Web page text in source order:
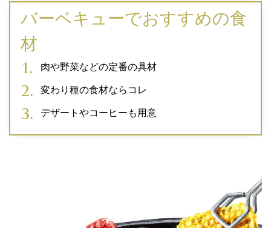
バーベキューでおすすめの食
材
肉や野菜などの定番の具材
変わり種の食材ならコレ
デザートやコーヒーも用意